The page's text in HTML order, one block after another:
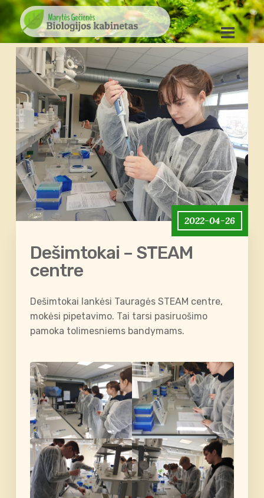
2022-04-26
Dešimtokai – STEAM
centre
Dešimtokai lankėsi Tauragės STEAM centre,
mokėsi pipetavimo. Tai tarsi pasiruošimo
pamoka tolimesniems bandymams.